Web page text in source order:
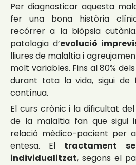
Per diagnosticar aquesta
fer una bona història
recórrer a la biòpsia
patologia d’evolució
lliures de malaltia i
molt variables. Fins al 80%
durant tota la vida, sigui de
contínua.
El curs crònic i la dificultat
de la malaltia fan que sigui
relació mèdico-pacient per
entesa. El tractament
individualitzat, segons el